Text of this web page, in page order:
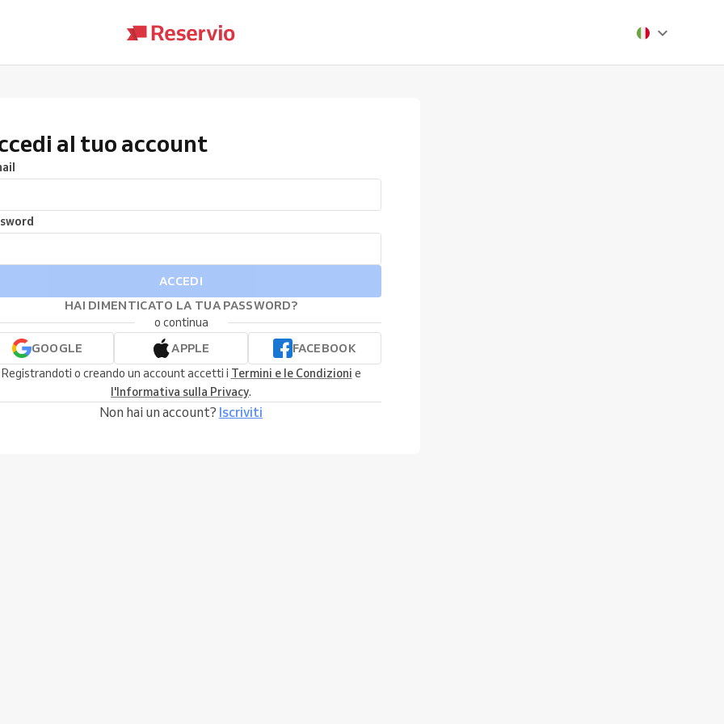
al tuo account
ACCEDI
HAI DIMENTICATO LA TUA PASSWORD?
o continua
GOOGLE
APPLE
FACEBOOK
Registrandoti o creando un account accetti i Termini e le Condizioni e
l'Informativa sulla Privacy.
Non hai un account? Iscriviti